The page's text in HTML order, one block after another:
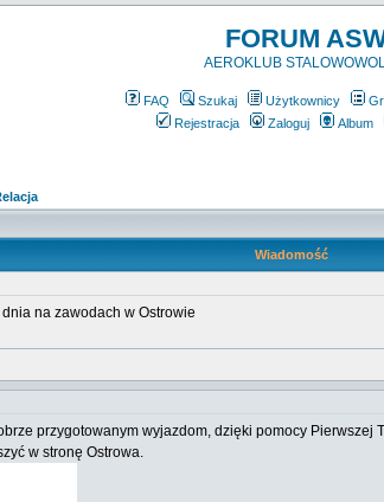
FORUM
AEROKLUB
FAQ Szukaj Użytkownicy
Rejestracja
Zaloguj Album
Wiadomość
na zawodach w Ostrowie
przygotowanym wyjazdom, dzięki pomocy Pierwszej
w stronę Ostrowa.